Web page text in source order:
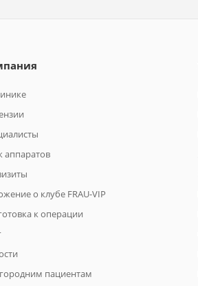
аппаратов
о клубе FRAU-VIP
к операции
пациентам